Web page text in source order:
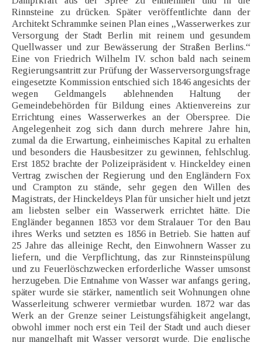
Rinnsteine zu drücken. Später veröffentlichte dann der
Architekt Schrammke seinen Plan eines „Wasserwerkes zur
Versorgung der Stadt Berlin mit reinem und gesundem
Quellwasser und zur Bewässerung der Straßen Berlins.“
Eine von Friedrich Wilhelm IV. schon bald nach seinem
Regierungsantritt zur Prüfung der Wasserversorgungsfrage
eingesetzte Kommission entschied sich 1846 angesichts der
wegen Geldmangels ablehnenden Haltung der
Gemeindebehörden für Bildung eines Aktienvereins zur
Errichtung eines Wasserwerkes an der Oberspree. Die
Angelegenheit zog sich dann durch mehrere Jahre hin,
zumal da die Erwartung, einheimisches Kapital zu erhalten
und besonders die Hausbesitzer zu gewinnen, fehlschlug.
Erst 1852 brachte der Polizeipräsident v. Hinckeldey einen
Vertrag zwischen der Regierung und den Engländern Fox
und Crampton zu stände, sehr gegen den Willen des
Magistrats, der Hinckeldeys Plan für unsicher hielt und jetzt
am liebsten selber ein Wasserwerk errichtet hätte. Die
Engländer begannen 1853 vor dem Stralauer Tor den Bau
ihres Werks und setzten es 1856 in Betrieb. Sie hatten auf
25 Jahre das alleinige Recht, den Einwohnern Wasser zu
liefern, und die Verpflichtung, das zur Rinnsteinspülung
und zu Feuerlöschzwecken erforderliche Wasser umsonst
herzugeben. Die Entnahme von Wasser war anfangs gering,
später wurde sie stärker, namentlich seit Wohnungen ohne
Wasserleitung schwerer vermietbar wurden. 1872 war das
Werk an der Grenze seiner Leistungsfähigkeit angelangt,
obwohl immer noch erst ein Teil der Stadt und auch dieser
nur mangelhaft mit Wasser versorgt wurde. Die englische